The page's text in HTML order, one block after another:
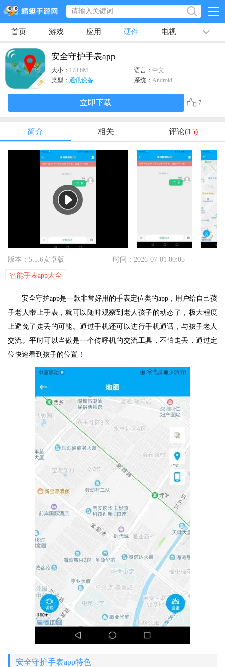
首页 游戏 应用 硬件 电视 排行榜
专题
安全守护手表app
大小： 178.6M 语言： 中文
类型： 通讯设备 系统： Android
立即下载 7
简介 相关 评论(15)
版本：5.5.6安卓版 时间：2026-07-01 00:05
智能手表app大全
安全守护app是一款非常好用的手表定位类的app，用户给自己孩
子老人带上手表，就可以随时观察到老人孩子的动态了，极大程度
上避免了走丢的可能。通过手机还可以进行手机通话，与孩子老人
交流。平时可以当做是一个传呼机的交流工具，不怕走丢，通过定
位快速看到孩子的位置！
安全守护手表app特色